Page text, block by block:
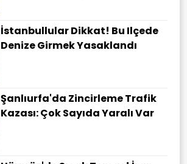
İstanbullular Dikkat! Bu Ilçede
Denize Girmek Yasaklandı
Şanlıurfa'da Zincirleme Trafik
Kazası: Çok Sayıda Yaralı Var